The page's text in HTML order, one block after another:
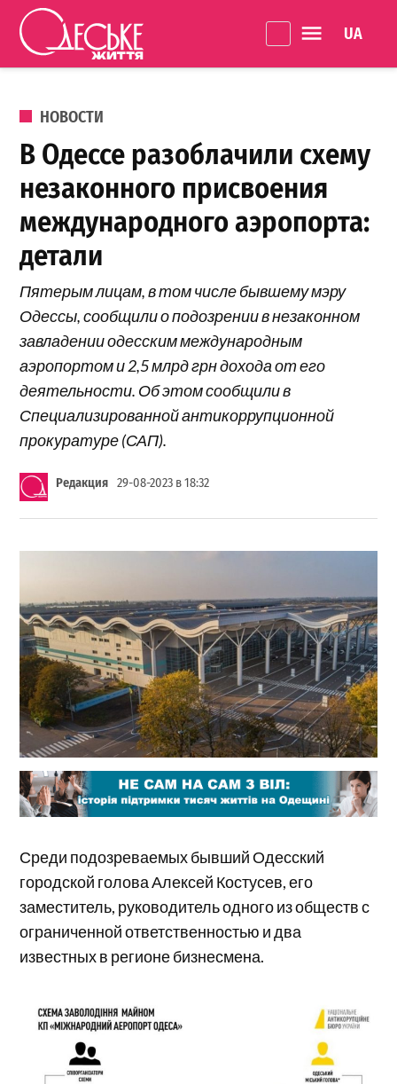
Перейти к содержанию
життя
ОПУБЛИКОВАНО В
НОВОСТИ
В Одессе разоблачили схему
незаконного присвоения
международного аэропорта:
детали
Пятерым лицам, в том числе бывшему мэру
Одессы, сообщили о подозрении в незаконном
завладении одесским международным
аэропортом и 2,5 млрд грн дохода от его
деятельности. Об этом сообщили в
Специализированной антикоррупционной
прокуратуре (САП).
Редакция 29-08-2023 в 18:32
Среди подозреваемых бывший Одесский
городской голова Алексей Костусев, его
заместитель, руководитель одного из обществ с
ограниченной ответственностью и два
известных в регионе бизнесмена.